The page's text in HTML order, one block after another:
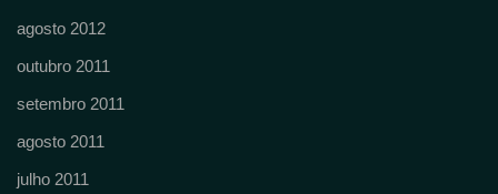
agosto 2012
outubro 2011
setembro 2011
agosto 2011
julho 2011